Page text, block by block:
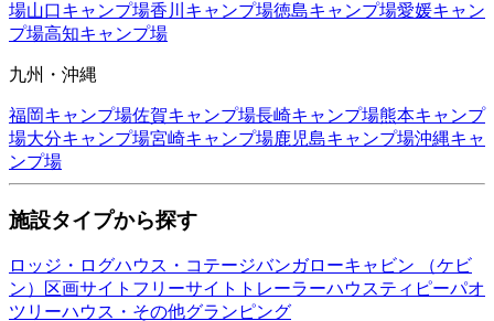
場山口キャンプ場香川 キャンプ場徳島キャンプ場愛媛キャン
プ場高知キャンプ場
九州・沖縄
福岡キャンプ場佐賀キャンプ場長崎キャンプ場熊本キャンプ
場大分キャンプ場宮崎キャンプ場鹿児島キャンプ場沖縄キャ
ンプ場
施設タイプから探す
ロッジ・ログハウス・コテージバンガローキャビン （ケビ
ン）
区画サイト フリーサイト トレーラーハウスティピーパオ
ツリーハウス・その他グランピング